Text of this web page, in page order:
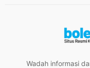
Wadah informasi